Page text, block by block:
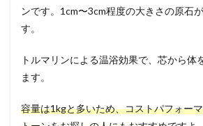
ンです。1cm〜3cm程度の大きさの原石
す。
トルマリンによる温浴効果で、芯から体
ます。
容量は1kgと多いため、コストパフォー